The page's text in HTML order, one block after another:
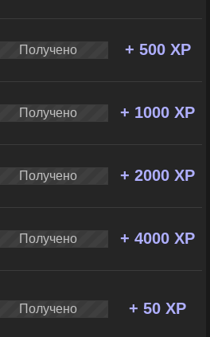
Получено + 500 XP
Получено + 1000 XP
Получено + 2000 XP
Получено + 4000 XP
Получено + 50 XP